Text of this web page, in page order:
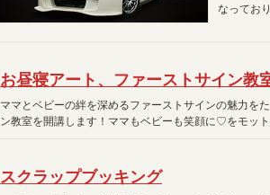
なってお
お昼寝アート、ファーストサイン教
ママとベビーの絆を深めるファーストサインの魅力を
ン教室を開講します！ママもベビーも笑顔に♡をモッ
スクラップブッキング